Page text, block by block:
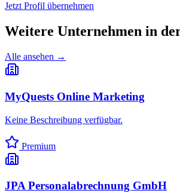
Jetzt Profil übernehmen
Weitere Unternehmen in
Alle ansehen →
MyQuests Online Marketing
Keine Beschreibung verfügbar.
Premium
JPA Personalabrechnung GmbH